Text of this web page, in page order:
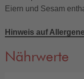
Eiern und Sesam
Hinweis auf Allergene
Nährwerte